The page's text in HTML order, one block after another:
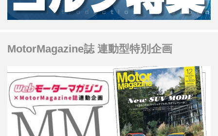
MotorMagazine誌 連動型特別企画